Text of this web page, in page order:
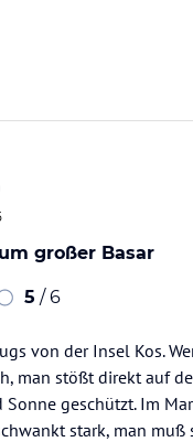
großer Basar
5 / 6
von der Insel Kos.
stößt direkt auf
geschützt. Im
stark, man muß